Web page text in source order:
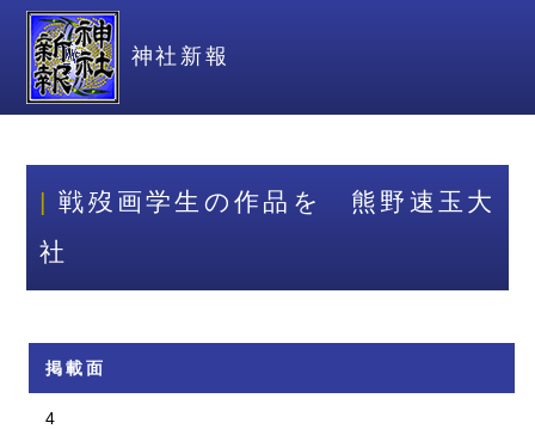
神社新報
戦歿画学生の作品を 熊野速玉大
社
掲載面
4